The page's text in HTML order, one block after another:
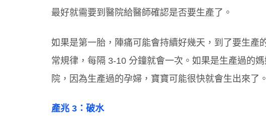
最好就需要到醫院給醫師確認是否要生產了。
如果是第一胎，陣痛可能會持續好幾天，到了要生
常規律，每隔 3-10 分鐘就會一次。如果是生產過的
院，因為生產過的孕婦，寶寶可能很快就會生出來了。
產兆 3：破水